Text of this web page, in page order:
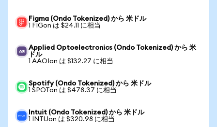
Figma (Ondo Tokenized) から 米ドル
1 FIGon は $24.11 に相当
Applied Optoelectronics (Ondo Tokenized) から 米
ドル
1 AAOIon は $132.27 に相当
Spotify (Ondo Tokenized) から 米ドル
1 SPOTon は $478.37 に相当
Intuit (Ondo Tokenized) から 米ドル
1 INTUon は $320.98 に相当